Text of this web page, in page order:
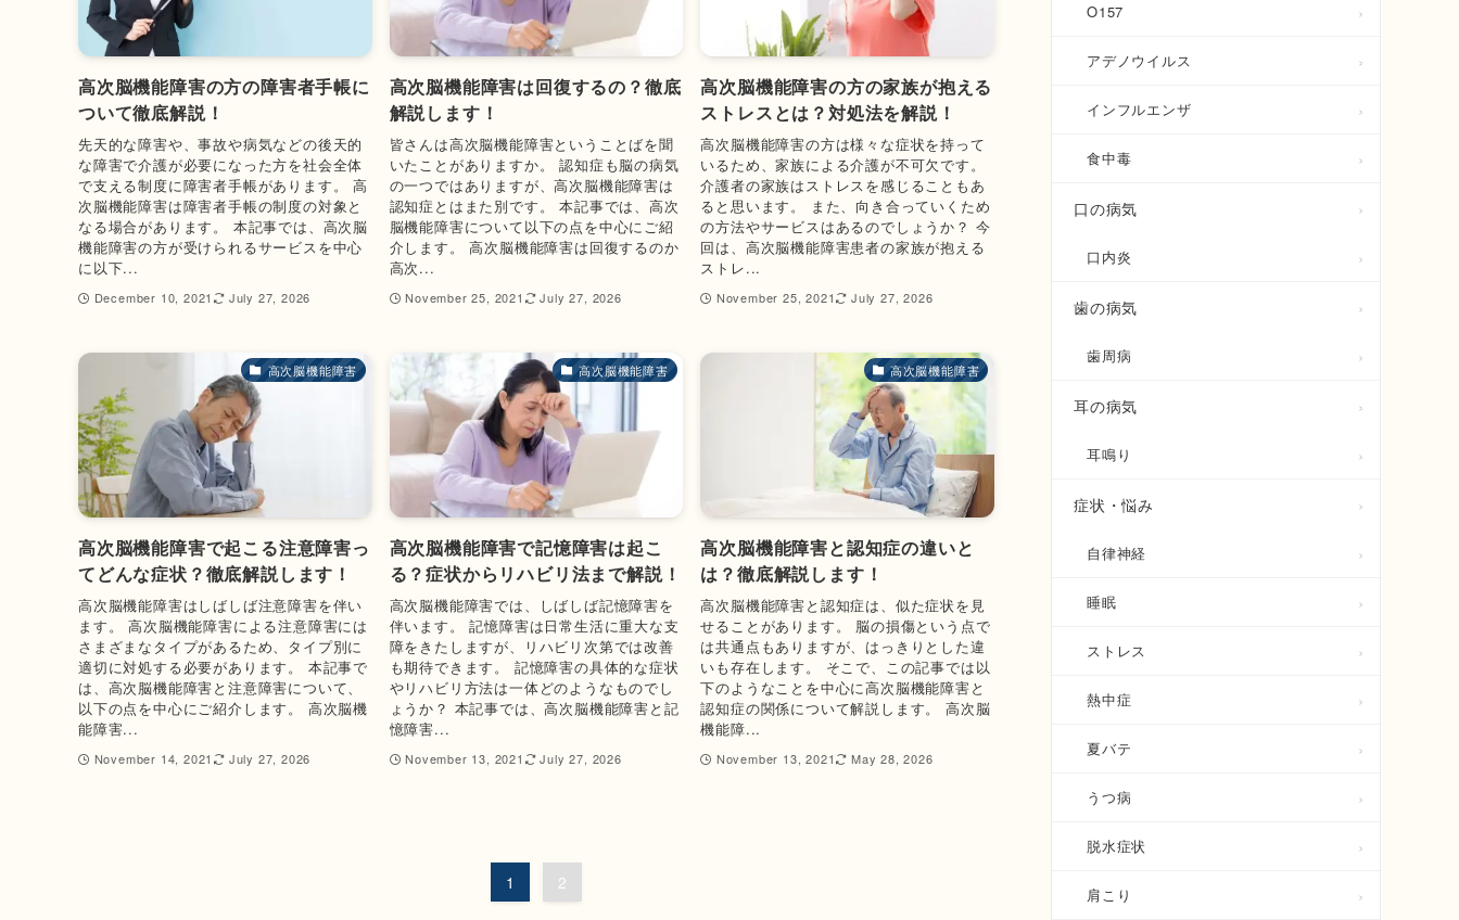
高次脳機能障害の方の障害者手帳に
ついて徹底解説！
先天的な障害や、事故や病気などの後天的
な障害で介護が必要になった方を社会全体
で支える制度に障害者手帳があります。 高
次脳機能障害は障害者手帳の制度の対象と
なる場合があります。 本記事では、高次脳
機能障害の方が受けられるサービスを中心
に以下...
December 10, 2021 July 27, 2026
高次脳機能障害は回復するの？徹底
解説します！
皆さんは高次脳機能障害ということばを聞
いたことがありますか。 認知症も脳の病気
の一つではありますが、高次脳機能障害は
認知症とはまた別です。 本記事では、高次
脳機能障害について以下の点を中心にご紹
介します。 高次脳機能障害は回復するのか
高次...
November 25, 2021 July 27, 2026
高次脳機能障害の方の家族が抱える
ストレスとは？対処法を解説！
高次脳機能障害の方は様々な症状を持って
いるため、家族による介護が不可欠です。
介護者の家族はストレスを感じることもあ
ると思います。 また、向き合っていくため
の方法やサービスはあるのでしょうか？ 今
回は、高次脳機能障害患者の家族が抱える
ストレ...
November 25, 2021 July 27, 2026
高次脳機能障害
高次脳機能障害で起こる注意障害っ
てどんな症状？徹底解説します！
高次脳機能障害はしばしば注意障害を伴い
ます。 高次脳機能障害による注意障害には
さまざまなタイプがあるため、タイプ別に
適切に対処する必要があります。 本記事で
は、高次脳機能障害と注意障害について、
以下の点を中心にご紹介します。 高次脳機
能障害...
November 14, 2021 July 27, 2026
高次脳機能障害
高次脳機能障害で記憶障害は起こ
る？症状からリハビリ法まで解説！
高次脳機能障害では、しばしば記憶障害を
伴います。 記憶障害は日常生活に重大な支
障をきたしますが、リハビリ次第では改善
も期待できます。 記憶障害の具体的な症状
やリハビリ方法は一体どのようなものでし
ょうか？ 本記事では、高次脳機能障害と記
憶障害...
November 13, 2021 July 27, 2026
高次脳機能障害
高次脳機能障害と認知症の違いと
は？徹底解説します！
高次脳機能障害と認知症は、似た症状を見
せることがあります。 脳の損傷という点で
は共通点もありますが、はっきりとした違
いも存在します。 そこで、この記事では以
下のようなことを中心に高次脳機能障害と
認知症の関係について解説します。 高次脳
機能障...
November 13, 2021 May 28, 2026
1 2
O157
アデノウイルス
インフルエンザ
食中毒
口の病気
口内炎
歯の病気
歯周病
耳の病気
耳鳴り
症状・悩み
自律神経
睡眠
ストレス
熱中症
夏バテ
うつ病
脱水症状
肩こり